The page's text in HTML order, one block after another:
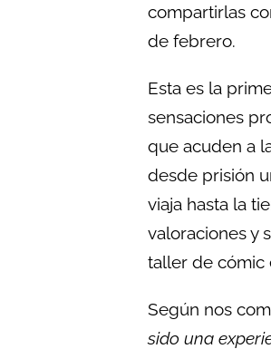
compartirlas
de febrero.
Esta es la
sensaciones
que acuden a
desde prisión
viaja hasta la
valoraciones y
taller de cómic
Según nos
sido una